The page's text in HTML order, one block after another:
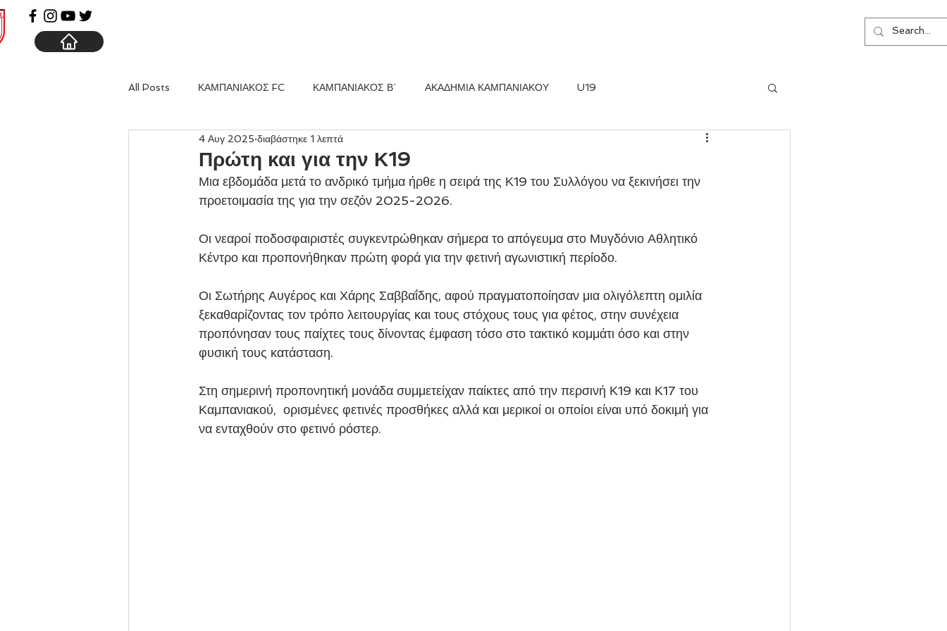
All Posts ΚΑΜΠΑΝΙΑΚΟΣ FC ΚΑΜΠΑΝΙΑΚΟΣ Β΄ ΑΚΑΔΗΜΙΑ ΚΑΜΠΑΝΙΑΚΟΥ U19
Πρώτη και για την Κ19
4 Αυγ 2025 διαβάστηκε 1 λεπτά
Μια εβδομάδα μετά το ανδρικό τμήμα ήρθε η σειρά της Κ19 του Συλλόγου να ξεκινήσει την
προετοιμασία της για την σεζόν 2025-2026.
Οι νεαροί ποδοσφαιριστές συγκεντρώθηκαν σήμερα το απόγευμα στο Μυγδόνιο Αθλητικό
Κέντρο και προπονήθηκαν πρώτη φορά για την φετινή αγωνιστική περίοδο.
Οι Σωτήρης Αυγέρος και Χάρης Σαββαΐδης, αφού πραγματοποίησαν μια ολιγόλεπτη ομιλία
ξεκαθαρίζοντας τον τρόπο λειτουργίας και τους στόχους τους για φέτος, στην συνέχεια
προπόνησαν τους παίχτες τους δίνοντας έμφαση τόσο στο τακτικό κομμάτι όσο και στην
φυσική τους κατάσταση.
Στη σημερινή προπονητική μονάδα συμμετείχαν παίκτες από την περσινή Κ19 και Κ17 του
Καμπανιακού,  ορισμένες φετινές προσθήκες αλλά και μερικοί οι οποίοι είναι υπό δοκιμή για
να ενταχθούν στο φετινό ρόστερ.